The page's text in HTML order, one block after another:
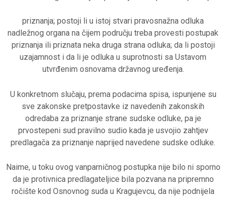
priznanja; postoji li u istoj stvari pravosnažna odluka
nadležnog organa na čijem području treba provesti postupak
priznanja ili priznata neka druga strana odluka; da li postoji
uzajamnost i da li je odluka u suprotnosti sa Ustavom
utvrđenim osnovama državnog uređenja.
U konkretnom slučaju, prema podacima spisa, ispunjene su
sve zakonske pretpostavke iz navedenih zakonskih
odredaba za priznanje strane sudske odluke, pa je
prvostepeni sud pravilno sudio kada je usvojio zahtjev
predlagača za priznanje naprijed navedene sudske odluke.
Naime, u toku ovog vanparničnog postupka nije bilo ni sporno
da je protivnica predlagateljice bila pozvana na pripremno
ročište kod Osnovnog suda u Kragujevcu, da nije podnijela